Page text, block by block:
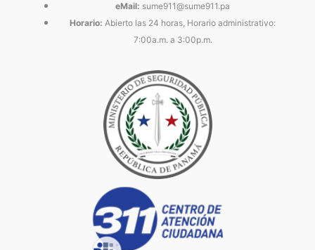
eMail: sume911@sume911.pa
Horario: Abierto las 24 horas, Horario administrativo:
7:00a.m. a 3:00p.m.